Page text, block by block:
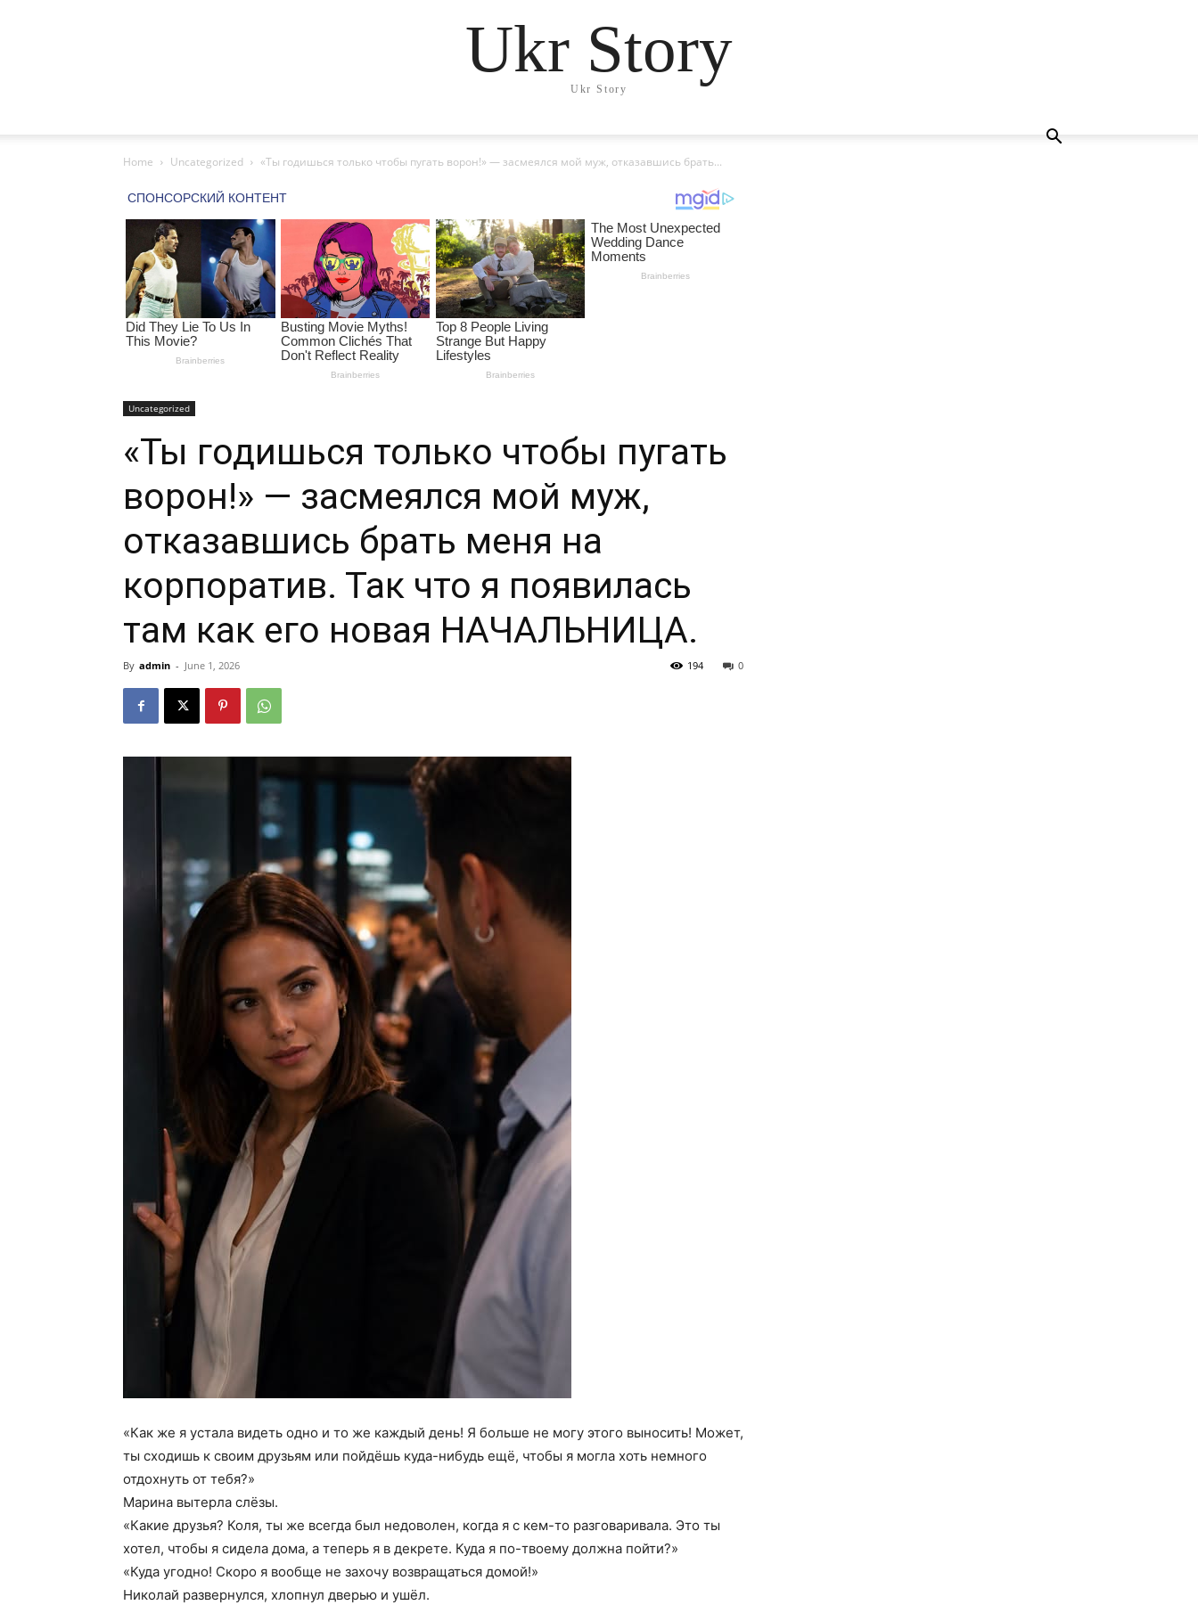
Ukr Story
Ukr Story
Home Uncategorized «Ты годишься только чтобы пугать ворон!» — засмеялся мой муж, отказавшись брать...
Uncategorized
«Ты годишься только чтобы пугать
ворон!» — засмеялся мой муж,
отказавшись брать меня на
корпоратив. Так что я появилась
там как его новая НАЧАЛЬНИЦА.
By admin - June 1, 2026 0
194
«Как же я устала видеть одно и то же каждый день! Я больше не могу этого выносить! Может,
ты сходишь к своим друзьям или пойдёшь куда-нибудь ещё, чтобы я могла хоть немного
отдохнуть от тебя?»
Марина вытерла слёзы.
«Какие друзья? Коля, ты же всегда был недоволен, когда я с кем-то разговаривала. Это ты
хотел, чтобы я сидела дома, а теперь я в декрете. Куда я по-твоему должна пойти?»
«Куда угодно! Скоро я вообще не захочу возвращаться домой!»
Николай развернулся, хлопнул дверью и ушёл.